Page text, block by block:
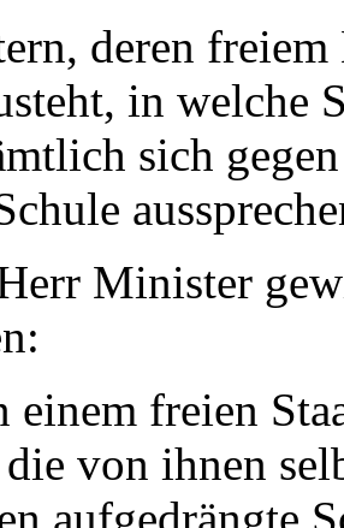
deren freiem
in welche
sich
Minister
einem freien
von ihnen
aufgedrängte